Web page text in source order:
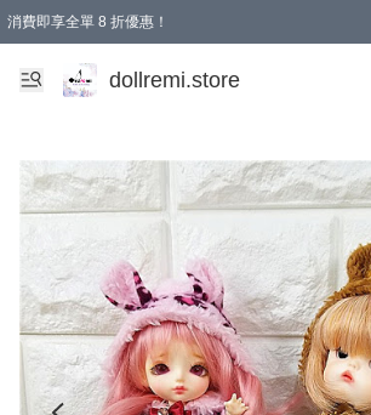
消費即享全單 8 折優惠！
購物滿 HKD 1500.00即享免運費優惠！（適用於 本地送
dollremi.store